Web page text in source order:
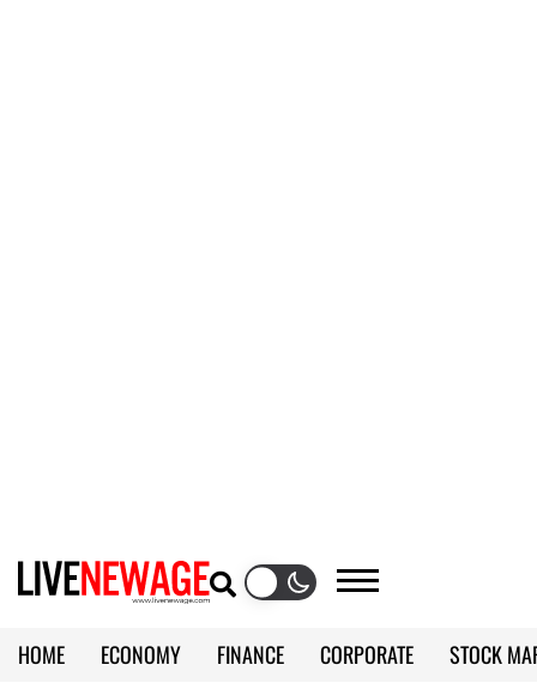
HOME ECONOMY FINANCE CORPORATE
STOCK